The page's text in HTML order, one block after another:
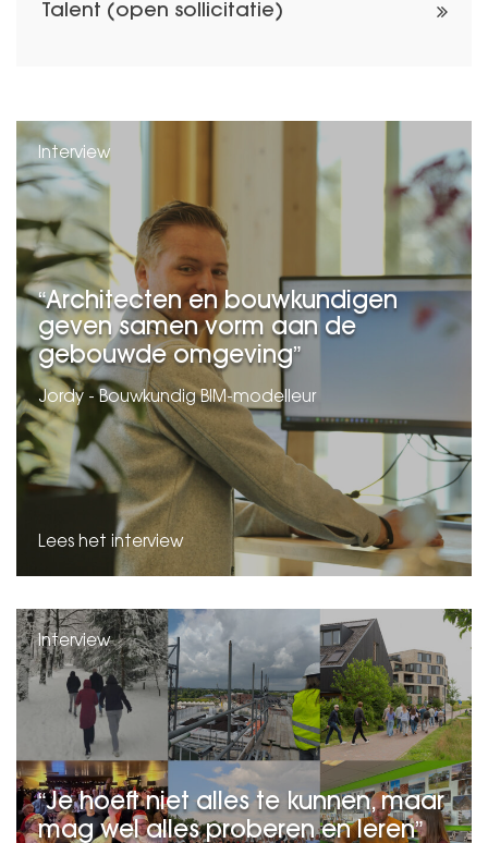
Talent (open sollicitatie)
Interview
Architecten en bouwkundigen
geven samen vorm aan de
gebouwde omgeving
Jordy - Bouwkundig BIM-modelleur
Lees het interview
Interview
Je hoeft niet alles te kunnen, maar
mag wel alles proberen en leren